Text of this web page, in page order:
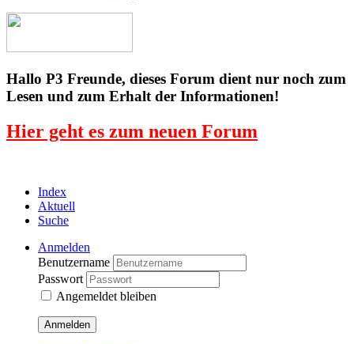
Hallo P3 Freunde, dieses Forum dient nur noch zum
Lesen und zum Erhalt der Informationen!
Hier geht es zum neuen Forum
Index
Aktuell
Suche
Anmelden
Benutzername
Passwort
Angemeldet bleiben
Anmelden